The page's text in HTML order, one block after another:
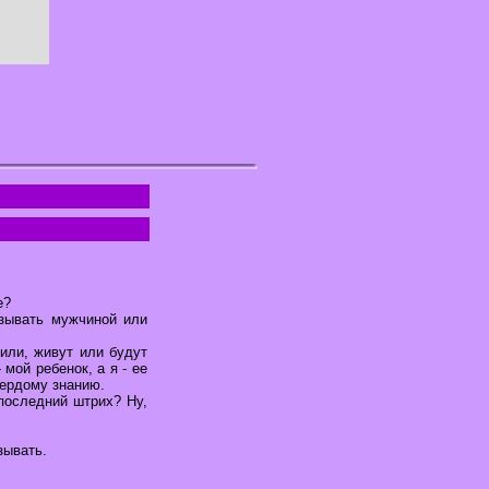
мужчиной или
живут или будут
ребенок, а я - ее
знанию.
штрих? Ну,